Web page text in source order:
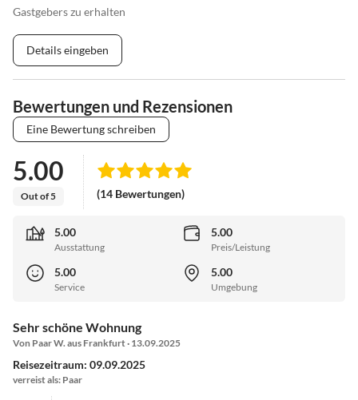
Gastgebers zu erhalten
Details eingeben
Bewertungen und Rezensionen
Eine Bewertung schreiben
5.00
Out of 5 (14 Bewertungen)
5.00
Ausstattung
5.00
Preis/Leistung
5.00
Service
5.00
Umgebung
Sehr schöne Wohnung
Von Paar W. aus Frankfurt · 13.09.2025
Reisezeitraum: 09.09.2025
verreist als: Paar